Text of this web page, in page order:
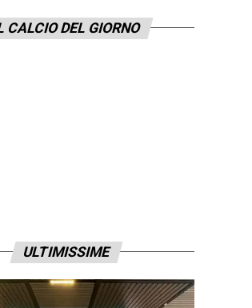
CALCIO DEL GIORNO
ULTIMISSIME